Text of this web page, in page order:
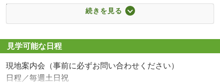
■【スーパー】アルク西宇部店（約349m・徒歩5分）
■【コンビニ】セブンイレブン宇部厚南中央店（約905m・
■【ドラッグストア】ディスカウントドラッグコスモス厚
南北店（約427m・徒歩6分）
■【中学校】宇部市立厚南中学校（約1218m・徒歩16分）
■【小学校】宇部市立厚南小学校（約1509m・徒歩19分）
続きを見る
見学可能な日程
現地案内会（事前に必ずお問い合わせください）
日程／毎週土日祝